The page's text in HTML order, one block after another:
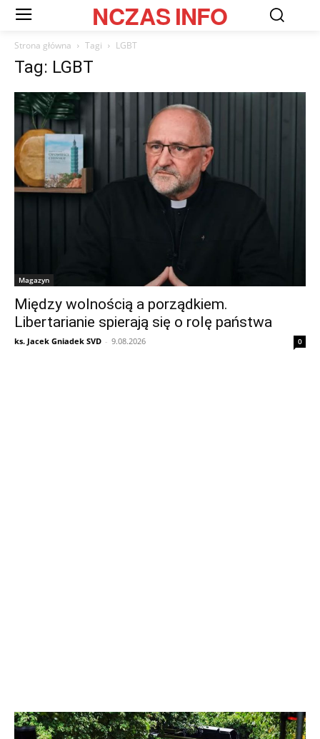
NCZASINFO
Strona główna Tagi LGBT
Tag: LGBT
Magazyn
Między wolnością a porządkiem.
Libertarianie spierają się o rolę państwa
ks. Jacek Gniadek SVD - 9.08.2026 0